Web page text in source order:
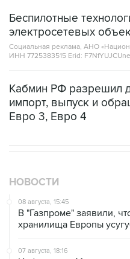
Беспилотные
электросетевых
Социальная реклама, АНО
ИНН 7725383515 Erid:
Кабмин РФ разрешил
импорт, выпуск и
Евро 3, Евро 4
НОВОСТИ
08 августа, 15:45
В "Газпроме" заявили,
хранилища Европы
07 августа, 18:16